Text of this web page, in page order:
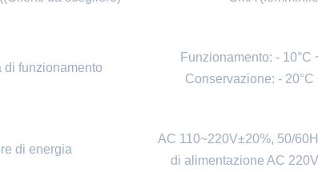
di funzionamento
Funzionamento: - 10°C
Conservazione: - 20°C
di energia
AC 110~220V±20%, 50/
di alimentazione AC